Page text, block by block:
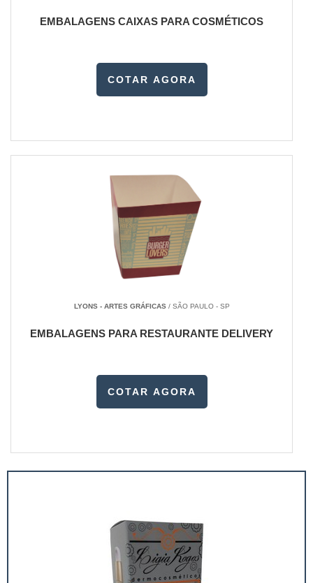
EMBALAGENS CAIXAS PARA COSMÉTICOS
COTAR AGORA
LYONS - ARTES GRÁFICAS/ SÃO PAULO - SP
EMBALAGENS PARA RESTAURANTE DELIVERY
COTAR AGORA